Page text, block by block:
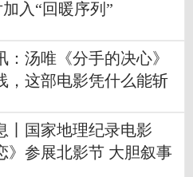
入“回暖序列”
：汤唯《分手的决心》
，这部电影凭什么能斩
丨国家地理纪录电影
》参展北影节 大胆叙事